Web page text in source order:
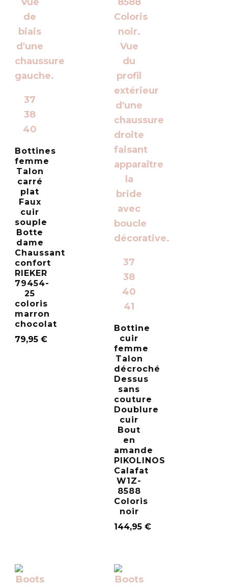
37
38
40
Bottines
femme
Talon
carré
plat
Faux
cuir
souple
Botte
dame
Chaussant
confort
RIEKER
79454-
25
coloris
marron
chocolat
79,95 €
37
38
40
41
Bottine
cuir
femme
Talon
décroché
Dessus
sans
couture
Doublure
cuir
Bout
en
amande
PIKOLINOS
Calafat
W1Z-
8588
Coloris
noir
144,95 €